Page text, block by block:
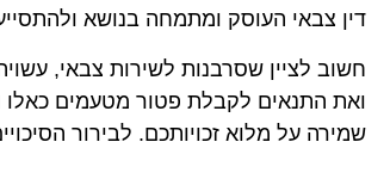
דין צבאי העוסק ומתמחה בנושא
חשוב לציין שסרבנות לשירות צבאי,
ואת התנאים לקבלת פטור מטעמים כאלו
שמירה על מלוא זכויותכם. לבירור